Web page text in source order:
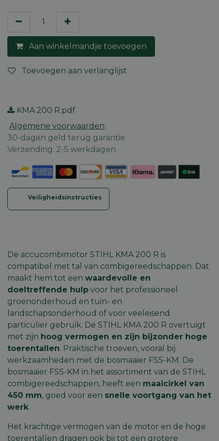
Aan winkelmandje toevoegen
Toevoegen aan verlanglijst
KMA 200 R.pdf
Algemene voorwaarden
30-dagen geld terug garantie
Verzending: 2-5 werkdagen
Veiligheidsinstructies
De accucombimotor STIHL KMA 200 R is
compatibel met tal van combigereedschappen. Dat
maakt hem tot een waardevolle en
doeltreffende hulp voor het professioneel
groenonderhoud en tuin- en
landschapsonderhoud of voor veeleisend
particulier gebruik. De STIHL KMA 200 R overtuigt
met zijn hoog vermogen en zijn bijzonder hoge
toerentallen. Praktische troeven, vooral bij
werkzaamheden met de bosmaaier FSS-KM. De
bosmaaier FSS-KM in het assortiment van de STIHL
combigereedschappen, heeft een maaicirkel van
450 mm, goed voor een snelle voortgang van het
werk.
Het krachtige vermogen van de motor en de hoge
toerentallen dragen ook bij tot een grotere